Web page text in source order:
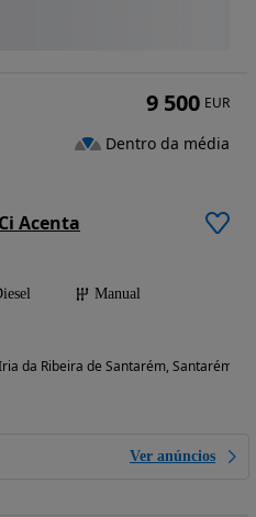
Acenta
Manual
da Ribeira de Santarém, Santarém
Ver anúncios
9 500 EUR
Dentro da média